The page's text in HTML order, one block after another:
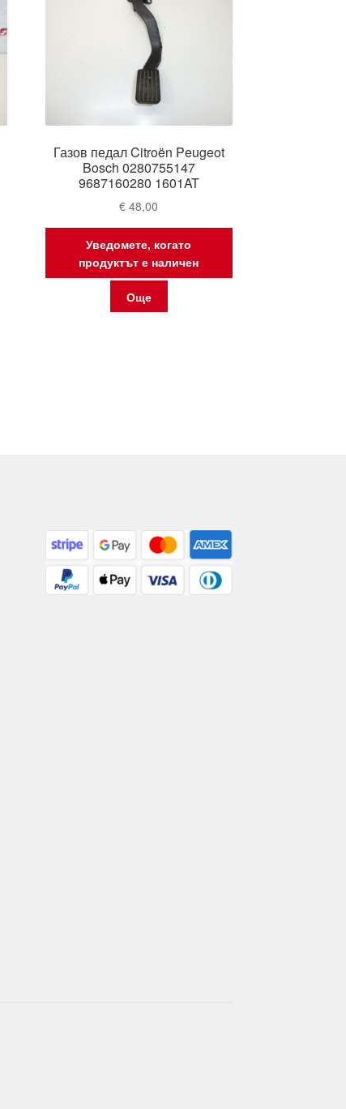
Газов педал Citroën Peugeot
Bosch 0280755147
9687160280 1601AT
€ 48,00
Уведомете, когато
продуктът е наличен
Още